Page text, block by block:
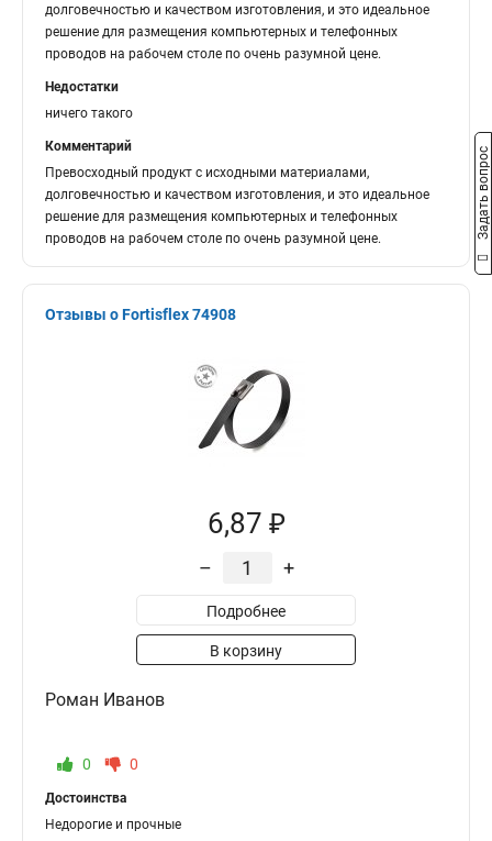
долговечностью и качеством изготовления, и это идеальное
решение для размещения компьютерных и телефонных
проводов на рабочем столе по очень разумной цене.
Недостатки
ничего такого
Комментарий
Превосходный продукт с исходными материалами,
долговечностью и качеством изготовления, и это идеальное
решение для размещения компьютерных и телефонных
проводов на рабочем столе по очень разумной цене.
Отзывы о Fortisflex 74908
6,87 ₽
– +
Подробнее
В корзину
Роман Иванов
0 0
Достоинства
Недорогие и прочные
Задать вопрос